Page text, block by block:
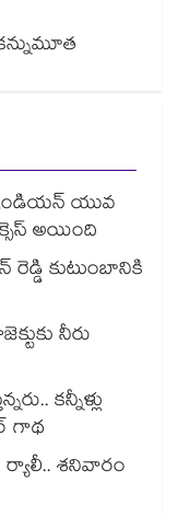
ఇండియన్ యువ
అయింది
రెడ్డి కుటుంబానికి
నీరు
కన్నీళ్లు
గాథ
ర్యాలీ.. శనివారం